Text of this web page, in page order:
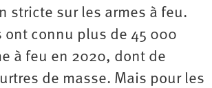
stricte sur les armes à feu.
ont connu plus de 45 000
à feu en 2020, dont de
de masse. Mais pour les